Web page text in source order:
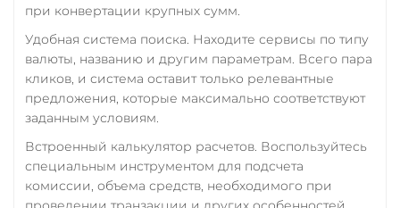
Zcash (ZEC)
при конвертации крупных сумм.
Удобная система поиска. Находите сервисы по типу
валюты, названию и другим параметрам. Всего пара
кликов, и система оставит только релевантные
предложения, которые максимально соответствуют
заданным условиям.
Встроенный калькулятор расчетов. Воспользуйтесь
специальным инструментом для подсчета
комиссии, объема средств, необходимого при